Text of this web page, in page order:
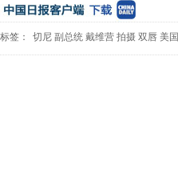
标签： 切尼 副总统 戴维营 拍摄 双唇 美